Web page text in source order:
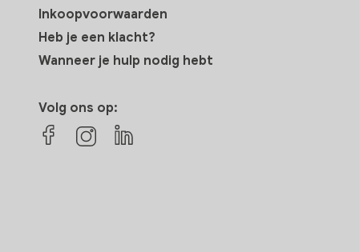
Inkoopvoorwaarden
Heb je een klacht?
Wanneer je hulp nodig hebt
Volg ons op: